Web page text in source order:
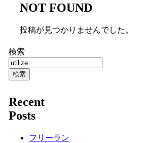
NOT FOUND
投稿が見つかりませんでした。
検索
検索
Recent
Posts
フリーラン